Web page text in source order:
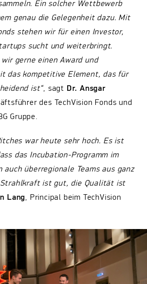
Ein solcher Wettbewerb
genau die Gelegenheit dazu. Mit
stehen wir für einen Investor,
sucht und weiterbringt.
gerne einen Award und
das kompetitive Element, das für
ist“, sagt Dr. Ansgar
des TechVision Fonds und
Gruppe.
war heute sehr hoch. Es ist
das Incubation-Programm im
auch überregionale Teams aus ganz
Strahlkraft ist gut, die Qualität ist
Lang, Principal beim TechVision